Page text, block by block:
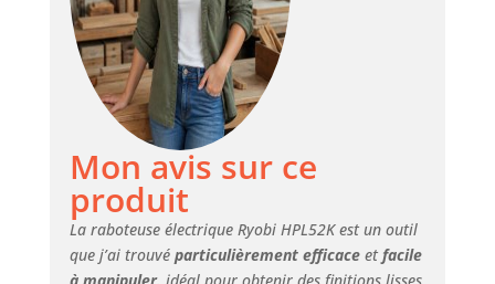
dommages à
l'équipement ou à
vous-même Deux
ports
d'échappement : il
chaque côté de
l'unité. Vous
quel côté souffler
les copeaux en
fonction du côté
Mon avis sur ce
produit
La raboteuse électrique Ryobi HPL52K est un outil
que j’ai trouvé particulièrement efficaceetfacile